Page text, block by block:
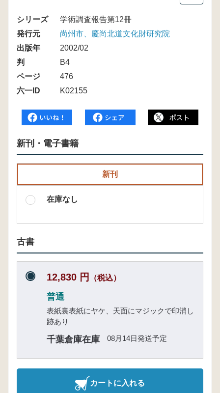
シリーズ
学術調査報告第12冊
発行元
尚州市、慶尚北道文化財研究院
出版年
2002/02
判
B4
ページ
476
六一ID
K02155
新刊・電子書籍
新刊
在庫なし
古書
12,830 円 （税込）
普通
表紙裏表紙にヤケ、天面にマジックで印消し
跡あり
千葉倉庫在庫 08月14日発送予定
カートに入れる